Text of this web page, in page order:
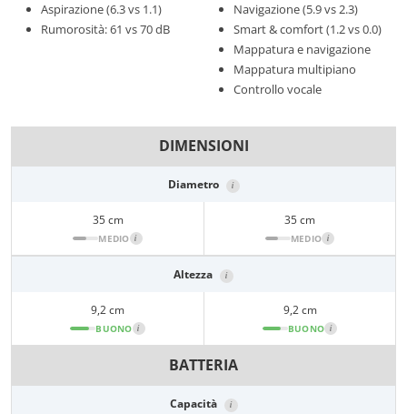
Aspirazione (6.3 vs 1.1)
Rumorosità: 61 vs 70 dB
Navigazione (5.9 vs 2.3)
Smart & comfort (1.2 vs 0.0)
Mappatura e navigazione
Mappatura multipiano
Controllo vocale
DIMENSIONI
Diametro i
35 cm
MEDIO i
35 cm
MEDIO i
Altezza i
9,2 cm
BUONO i
9,2 cm
BUONO i
BATTERIA
Capacità i